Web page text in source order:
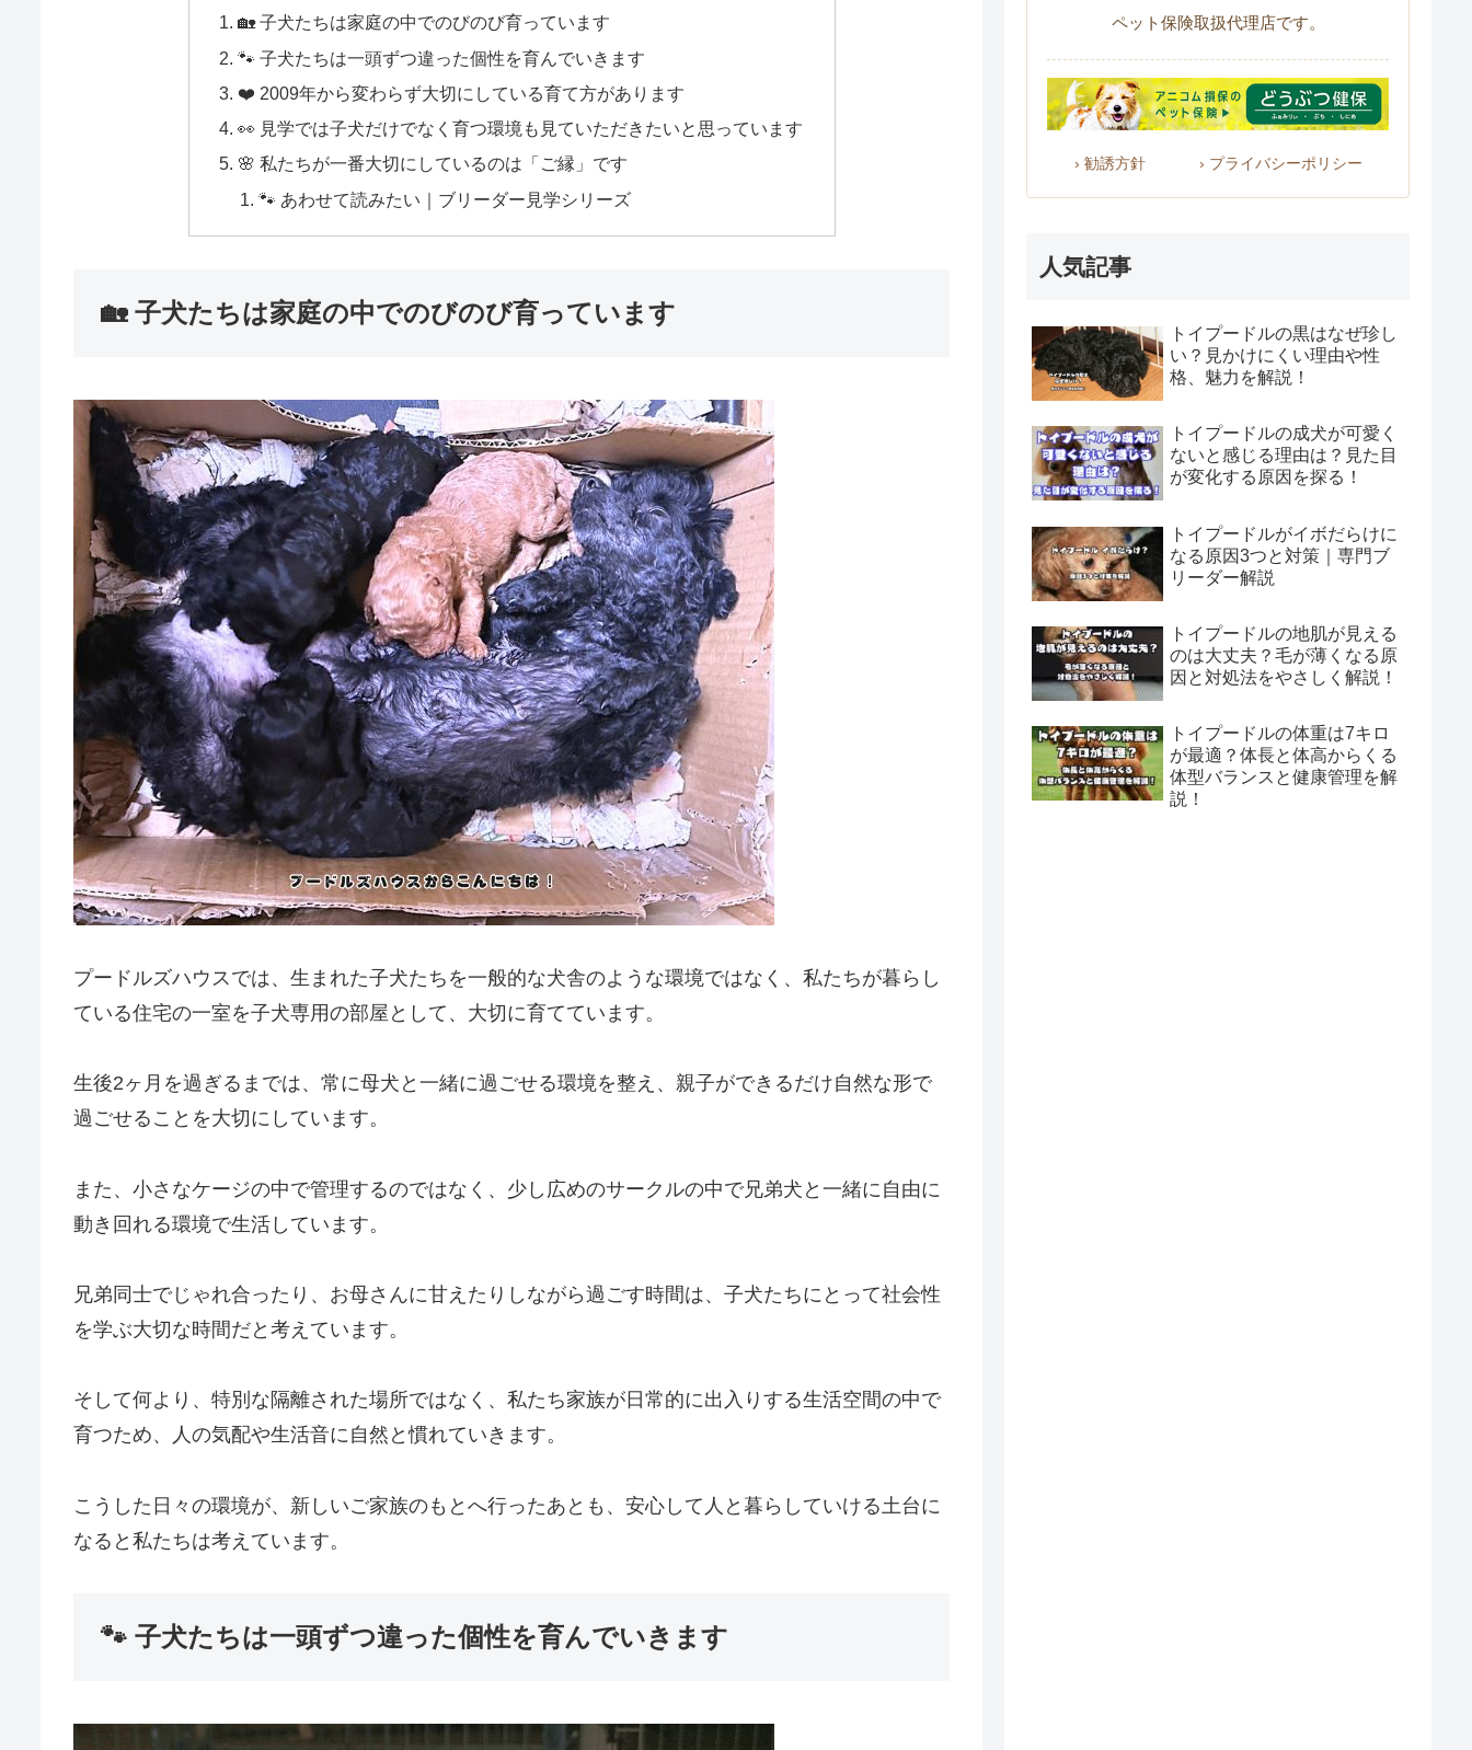
🏡 子犬たちは家庭の中でのびのび育っています
🐾 子犬たちは一頭ずつ違った個性を育んでいきます
❤️ 2009年から変わらず大切にしている育て方があります
👀 見学では子犬だけでなく育つ環境も見ていただきたいと思っています
🌸 私たちが一番大切にしているのは「ご縁」です
🐾 あわせて読みたい｜ブリーダー見学シリーズ
🏡 子犬たちは家庭の中でのびのび育っています
プードルズハウスでは、生まれた子犬たちを一般的な犬舎のような環境ではなく、私たちが暮らし
ている住宅の一室を子犬専用の部屋として、大切に育てています。
生後2ヶ月を過ぎるまでは、常に母犬と一緒に過ごせる環境を整え、親子ができるだけ自然な形で
過ごせることを大切にしています。
また、小さなケージの中で管理するのではなく、少し広めのサークルの中で兄弟犬と一緒に自由に
動き回れる環境で生活しています。
兄弟同士でじゃれ合ったり、お母さんに甘えたりしながら過ごす時間は、子犬たちにとって社会性
を学ぶ大切な時間だと考えています。
そして何より、特別な隔離された場所ではなく、私たち家族が日常的に出入りする生活空間の中で
育つため、人の気配や生活音に自然と慣れていきます。
こうした日々の環境が、新しいご家族のもとへ行ったあとも、安心して人と暮らしていける土台に
なると私たちは考えています。
🐾 子犬たちは一頭ずつ違った個性を育んでいきます
ペット保険取扱代理店です。
› 勧誘方針 › プライバシーポリシー
人気記事
トイプードルの黒はなぜ珍し
い？見かけにくい理由や性
格、魅力を解説！
トイプードルの成犬が可愛く
ないと感じる理由は？見た目
が変化する原因を探る！
トイプードルがイボだらけに
なる原因3つと対策｜専門ブ
リーダー解説
トイプードルの地肌が見える
のは大丈夫？毛が薄くなる原
因と対処法をやさしく解説！
トイプードルの体重は7キロ
が最適？体長と体高からくる
体型バランスと健康管理を解
説！